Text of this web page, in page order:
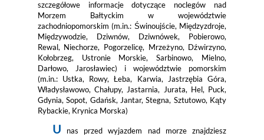
szczegółowe informacje dotyczące noclegów nad
Morzem Bałtyckim w województwie
zachodniopomorskim (m.in.: Świnoujście, Międzyzdroje,
Międzywodzie, Dziwnów, Dziwnówek, Pobierowo,
Rewal, Niechorze, Pogorzelicę, Mrzeżyno, Dźwirzyno,
Kołobrzeg, Ustronie Morskie, Sarbinowo, Mielno,
Darłowo, Jarosławiec) i województwie pomorskim
(m.in.: Ustka, Rowy, Łeba, Karwia, Jastrzębia Góra,
Władysławowo, Chałupy, Jastarnia, Jurata, Hel, Puck,
Gdynia, Sopot, Gdańsk, Jantar, Stegna, Sztutowo, Kąty
Rybackie, Krynica Morska)
U nas przed wyjazdem nad morze znajdziesz